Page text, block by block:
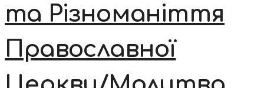
та Різноманіття
Православної